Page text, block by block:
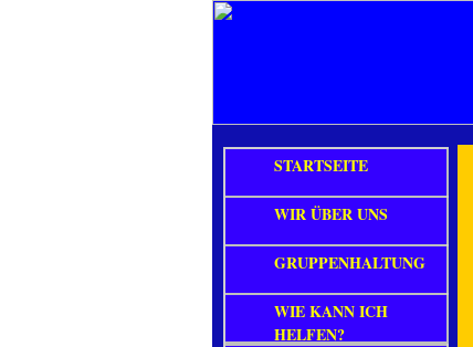
STARTSEITE
WIR ÜBER UNS
GRUPPENHALTUNG
WIE KANN ICH
HELFEN?